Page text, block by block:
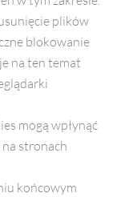
plików
blokowanie
na ten temat
mogą wpłynąć
stronach
końcowym